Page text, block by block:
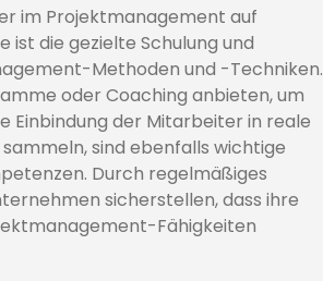
im Projektmanagement auf
ist die gezielte Schulung und
Methoden und -Techniken.
oder Coaching anbieten, um
Einbindung der Mitarbeiter in reale
sind ebenfalls wichtige
Durch regelmäßiges
sicherstellen, dass ihre
Fähigkeiten